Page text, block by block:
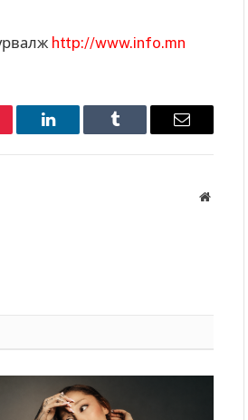
http://www.info.mn
LinkedIn Tumblr Имэйл
Вэбсайт